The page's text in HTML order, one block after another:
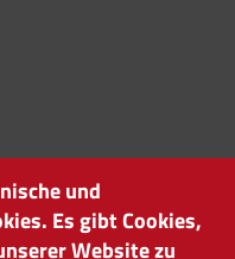
und
Es gibt Cookies,
Website zu